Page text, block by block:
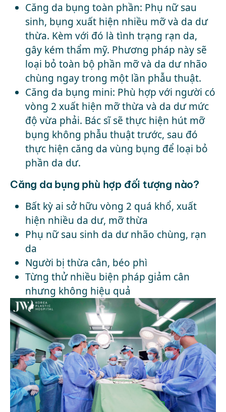
Căng da bụng toàn phần: Phụ nữ sau
sinh, bụng xuất hiện nhiều mỡ và da dư
thừa. Kèm với đó là tình trạng rạn da,
gây kém thẩm mỹ. Phương pháp này sẽ
loại bỏ toàn bộ phần mỡ và da dư nhão
chùng ngay trong một lần phẫu thuật.
Căng da bụng mini: Phù hợp với người có
vòng 2 xuất hiện mỡ thừa và da dư mức
độ vừa phải. Bác sĩ sẽ thực hiện hút mỡ
bụng không phẫu thuậttrước, sau đó
thực hiện căng da vùng bụng để loại bỏ
phần da dư.
Căng da bụng phù hợp đối tượng nào?
Bất kỳ ai sở hữu vòng 2 quá khổ, xuất
hiện nhiều da dư, mỡ thừa
Phụ nữ sau sinh da dư nhão chùng, rạn
da
Người bị thừa cân, béo phì
Từng thử nhiều biện pháp giảm cân
nhưng không hiệu quả